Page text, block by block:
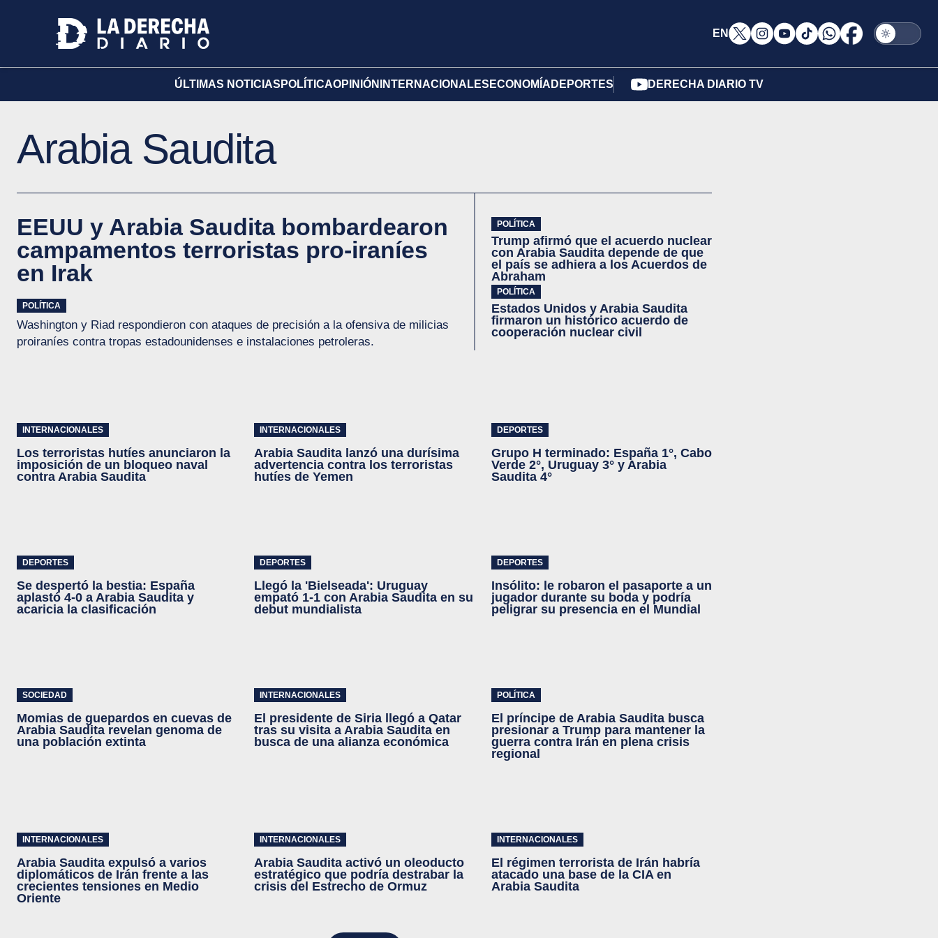
EN
ÚLTIMAS NOTICIAS POLÍTICAOPINIÓN INTERNACIONALES ECONOMÍA DEPORTES DERECHA DIARIO TV
Arabia Saudita
EEUU y Arabia Saudita bombardearon
campamentos terroristas pro-iraníes
en Irak
POLÍTICA
Washington y Riad respondieron con ataques de precisión a la ofensiva de milicias
proiraníes contra tropas estadounidenses e instalaciones petroleras.
POLÍTICA
Trump afirmó que el acuerdo nuclear
con Arabia Saudita depende de que
el país se adhiera a los Acuerdos de
Abraham
POLÍTICA
Estados Unidos y Arabia Saudita
firmaron un histórico acuerdo de
cooperación nuclear civil
INTERNACIONALES
Los terroristas hutíes anunciaron la
imposición de un bloqueo naval
contra Arabia Saudita
INTERNACIONALES
Arabia Saudita lanzó una durísima
advertencia contra los terroristas
hutíes de Yemen
DEPORTES
Grupo H terminado: España 1°, Cabo
Verde 2°, Uruguay 3° y Arabia
Saudita 4°
DEPORTES
Se despertó la bestia: España
aplastó 4-0 a Arabia Saudita y
acaricia la clasificación
DEPORTES
Llegó la 'Bielseada': Uruguay
empató 1-1 con Arabia Saudita en su
debut mundialista
DEPORTES
Insólito: le robaron el pasaporte a un
jugador durante su boda y podría
peligrar su presencia en el Mundial
SOCIEDAD
Momias de guepardos en cuevas de
Arabia Saudita revelan genoma de
una población extinta
INTERNACIONALES
El presidente de Siria llegó a Qatar
tras su visita a Arabia Saudita en
busca de una alianza económica
POLÍTICA
El príncipe de Arabia Saudita busca
presionar a Trump para mantener la
guerra contra Irán en plena crisis
regional
INTERNACIONALES
Arabia Saudita expulsó a varios
diplomáticos de Irán frente a las
crecientes tensiones en Medio
Oriente
INTERNACIONALES
Arabia Saudita activó un oleoducto
estratégico que podría destrabar la
crisis del Estrecho de Ormuz
INTERNACIONALES
El régimen terrorista de Irán habría
atacado una base de la CIA en
Arabia Saudita